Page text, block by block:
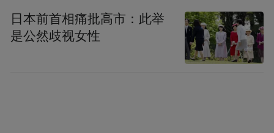
的革命是否定性的革命。
但是特朗普实际上能做到的很少，他没有办
日本前首相痛批高市：此举
是公然歧视女性